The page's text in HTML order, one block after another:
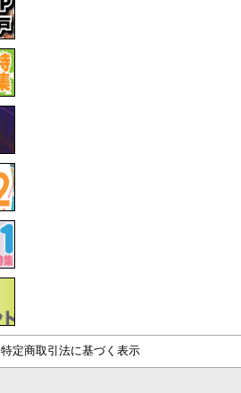
特定商取引法に基づく表示